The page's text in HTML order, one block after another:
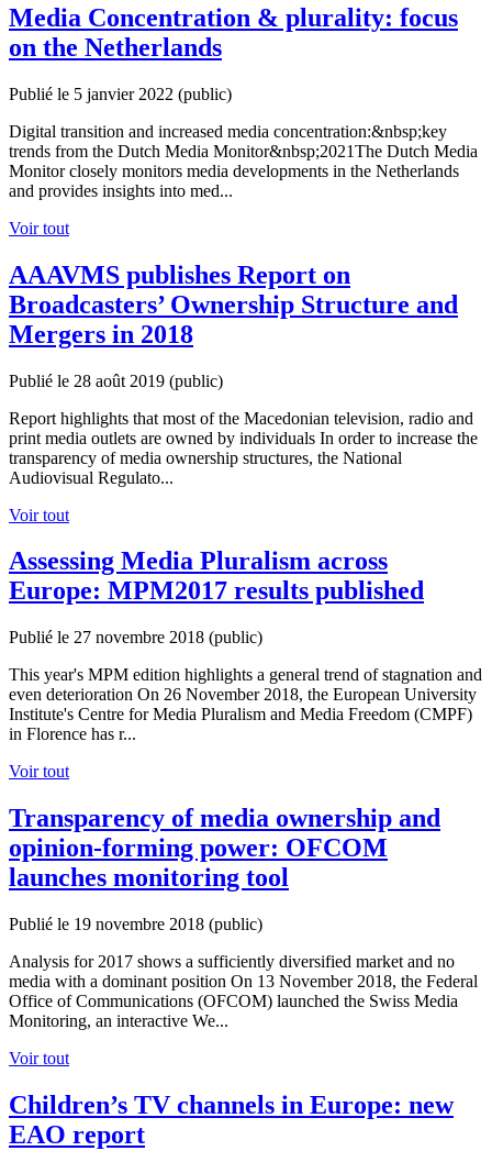
Media Concentration & plurality: focus
on the Netherlands
Publié le 5 janvier 2022 (public)
Digital transition and increased media concentration:&nbsp;key
trends from the Dutch Media Monitor&nbsp;2021The Dutch Media
Monitor closely monitors media developments in the Netherlands
and provides insights into med...
Voir tout
AAAVMS publishes Report on
Broadcasters’ Ownership Structure and
Mergers in 2018
Publié le 28 août 2019 (public)
Report highlights that most of the Macedonian television, radio and
print media outlets are owned by individuals In order to increase the
transparency of media ownership structures, the National
Audiovisual Regulato...
Voir tout
Assessing Media Pluralism across
Europe: MPM2017 results published
Publié le 27 novembre 2018 (public)
This year's MPM edition highlights a general trend of stagnation and
even deterioration On 26 November 2018, the European University
Institute's Centre for Media Pluralism and Media Freedom (CMPF)
in Florence has r...
Voir tout
Transparency of media ownership and
opinion-forming power: OFCOM
launches monitoring tool
Publié le 19 novembre 2018 (public)
Analysis for 2017 shows a sufficiently diversified market and no
media with a dominant position On 13 November 2018, the Federal
Office of Communications (OFCOM) launched the Swiss Media
Monitoring, an interactive We...
Voir tout
Children’s TV channels in Europe: new
EAO report